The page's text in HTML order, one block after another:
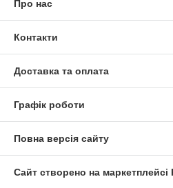
Про нас
Контакти
Доставка та оплата
Графік роботи
Повна версія сайту
Сайт створено на маркетплейсі